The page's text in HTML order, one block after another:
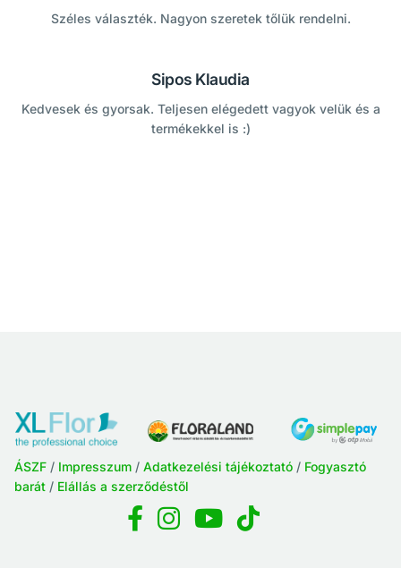
Széles választék. Nagyon szeretek tőlük rendelni.
Sipos Klaudia
Kedvesek és gyorsak. Teljesen elégedett vagyok velük és a
termékekkel is :)
ÁSZF / Impresszum / Adatkezelési tájékoztató / Fogyasztó
barát / Elállás a szerződéstől